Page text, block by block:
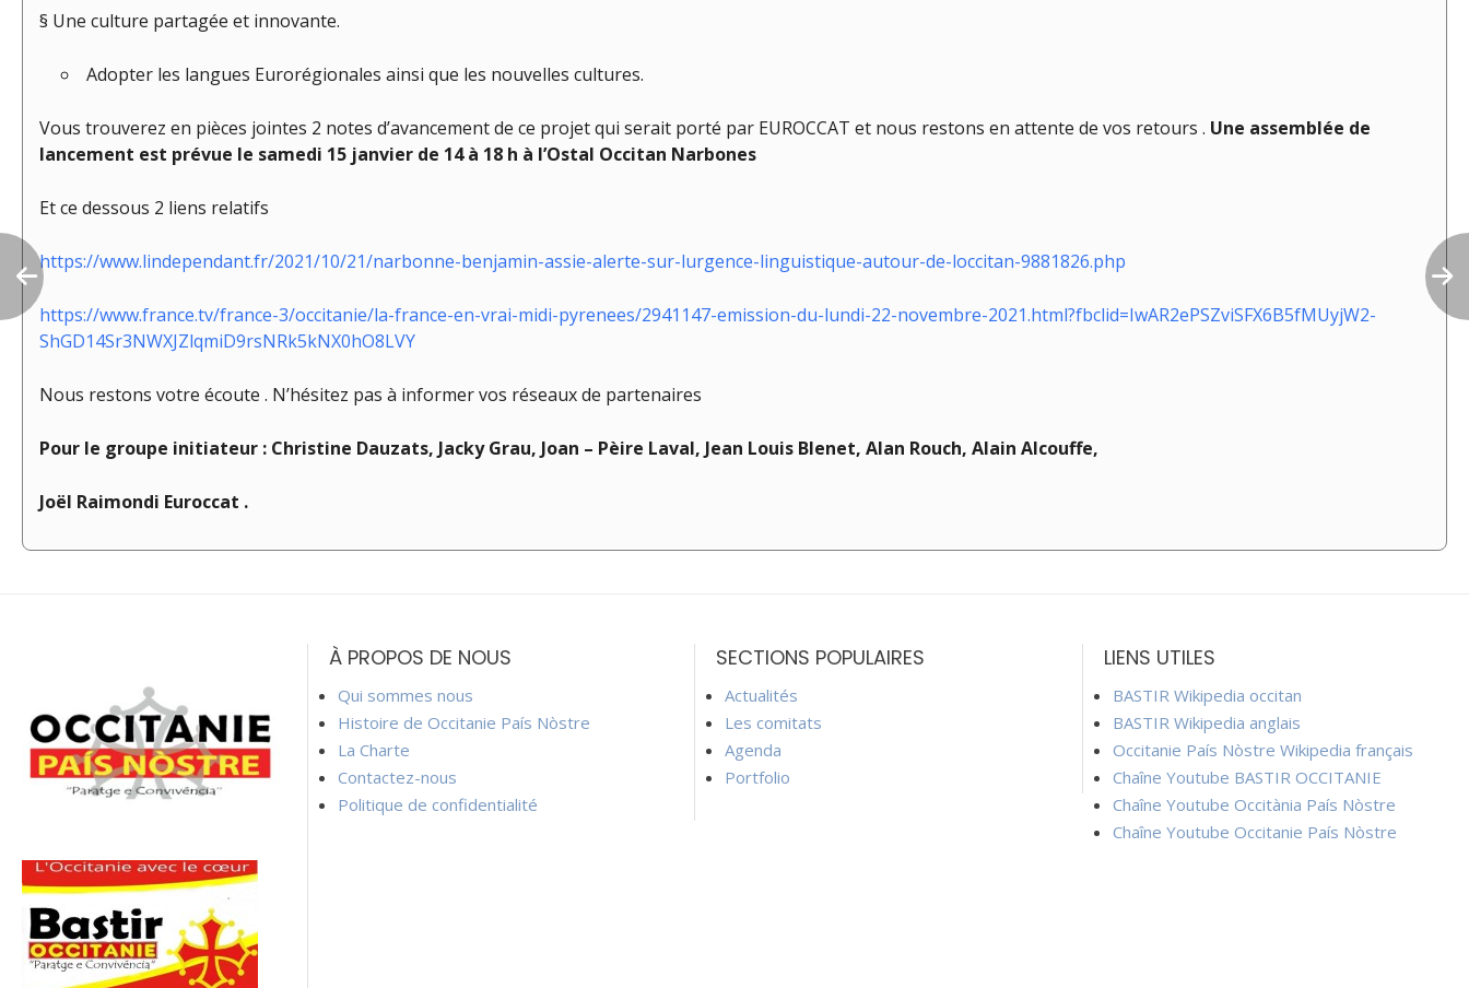
§ Une culture partagée et innovante.
Adopter les langues Eurorégionales ainsi que les nouvelles cultures.
Vous trouverez en pièces jointes 2 notes d’avancement de ce projet qui serait porté par EUROCCAT et nous restons en attente de vos retours . Une assemblée de
lancement est prévue le samedi 15 janvier de 14 à 18 h à l’Ostal Occitan Narbones
Et ce dessous 2 liens relatifs
https://www.lindependant.fr/2021/10/21/narbonne-benjamin-assie-alerte-sur-lurgence-linguistique-autour-de-loccitan-9881826.php
https://www.france.tv/france-3/occitanie/la-france-en-vrai-midi-pyrenees/2941147-emission-du-lundi-22-novembre-2021.html?fbclid=IwAR2ePSZviSFX6B5fMUyjW2-
ShGD14Sr3NWXJZlqmiD9rsNRk5kNX0hO8LVY
Nous restons votre écoute . N’hésitez pas à informer vos réseaux de partenaires
Pour le groupe initiateur : Christine Dauzats, Jacky Grau, Joan – Pèire Laval, Jean Louis Blenet, Alan Rouch, Alain Alcouffe,
Joël Raimondi Euroccat .
l’article
À PROPOS DE NOUS
Qui sommes nous
Histoire de Occitanie País Nòstre
La Charte
Contactez-nous
Politique de confidentialité
SECTIONS POPULAIRES
Actualités
Les comitats
Agenda
Portfolio
LIENS UTILES
BASTIR Wikipedia occitan
BASTIR Wikipedia anglais
Occitanie País Nòstre Wikipedia français
Chaîne Youtube BASTIR OCCITANIE
Chaîne Youtube Occitània País Nòstre
Chaîne Youtube Occitanie País Nòstre